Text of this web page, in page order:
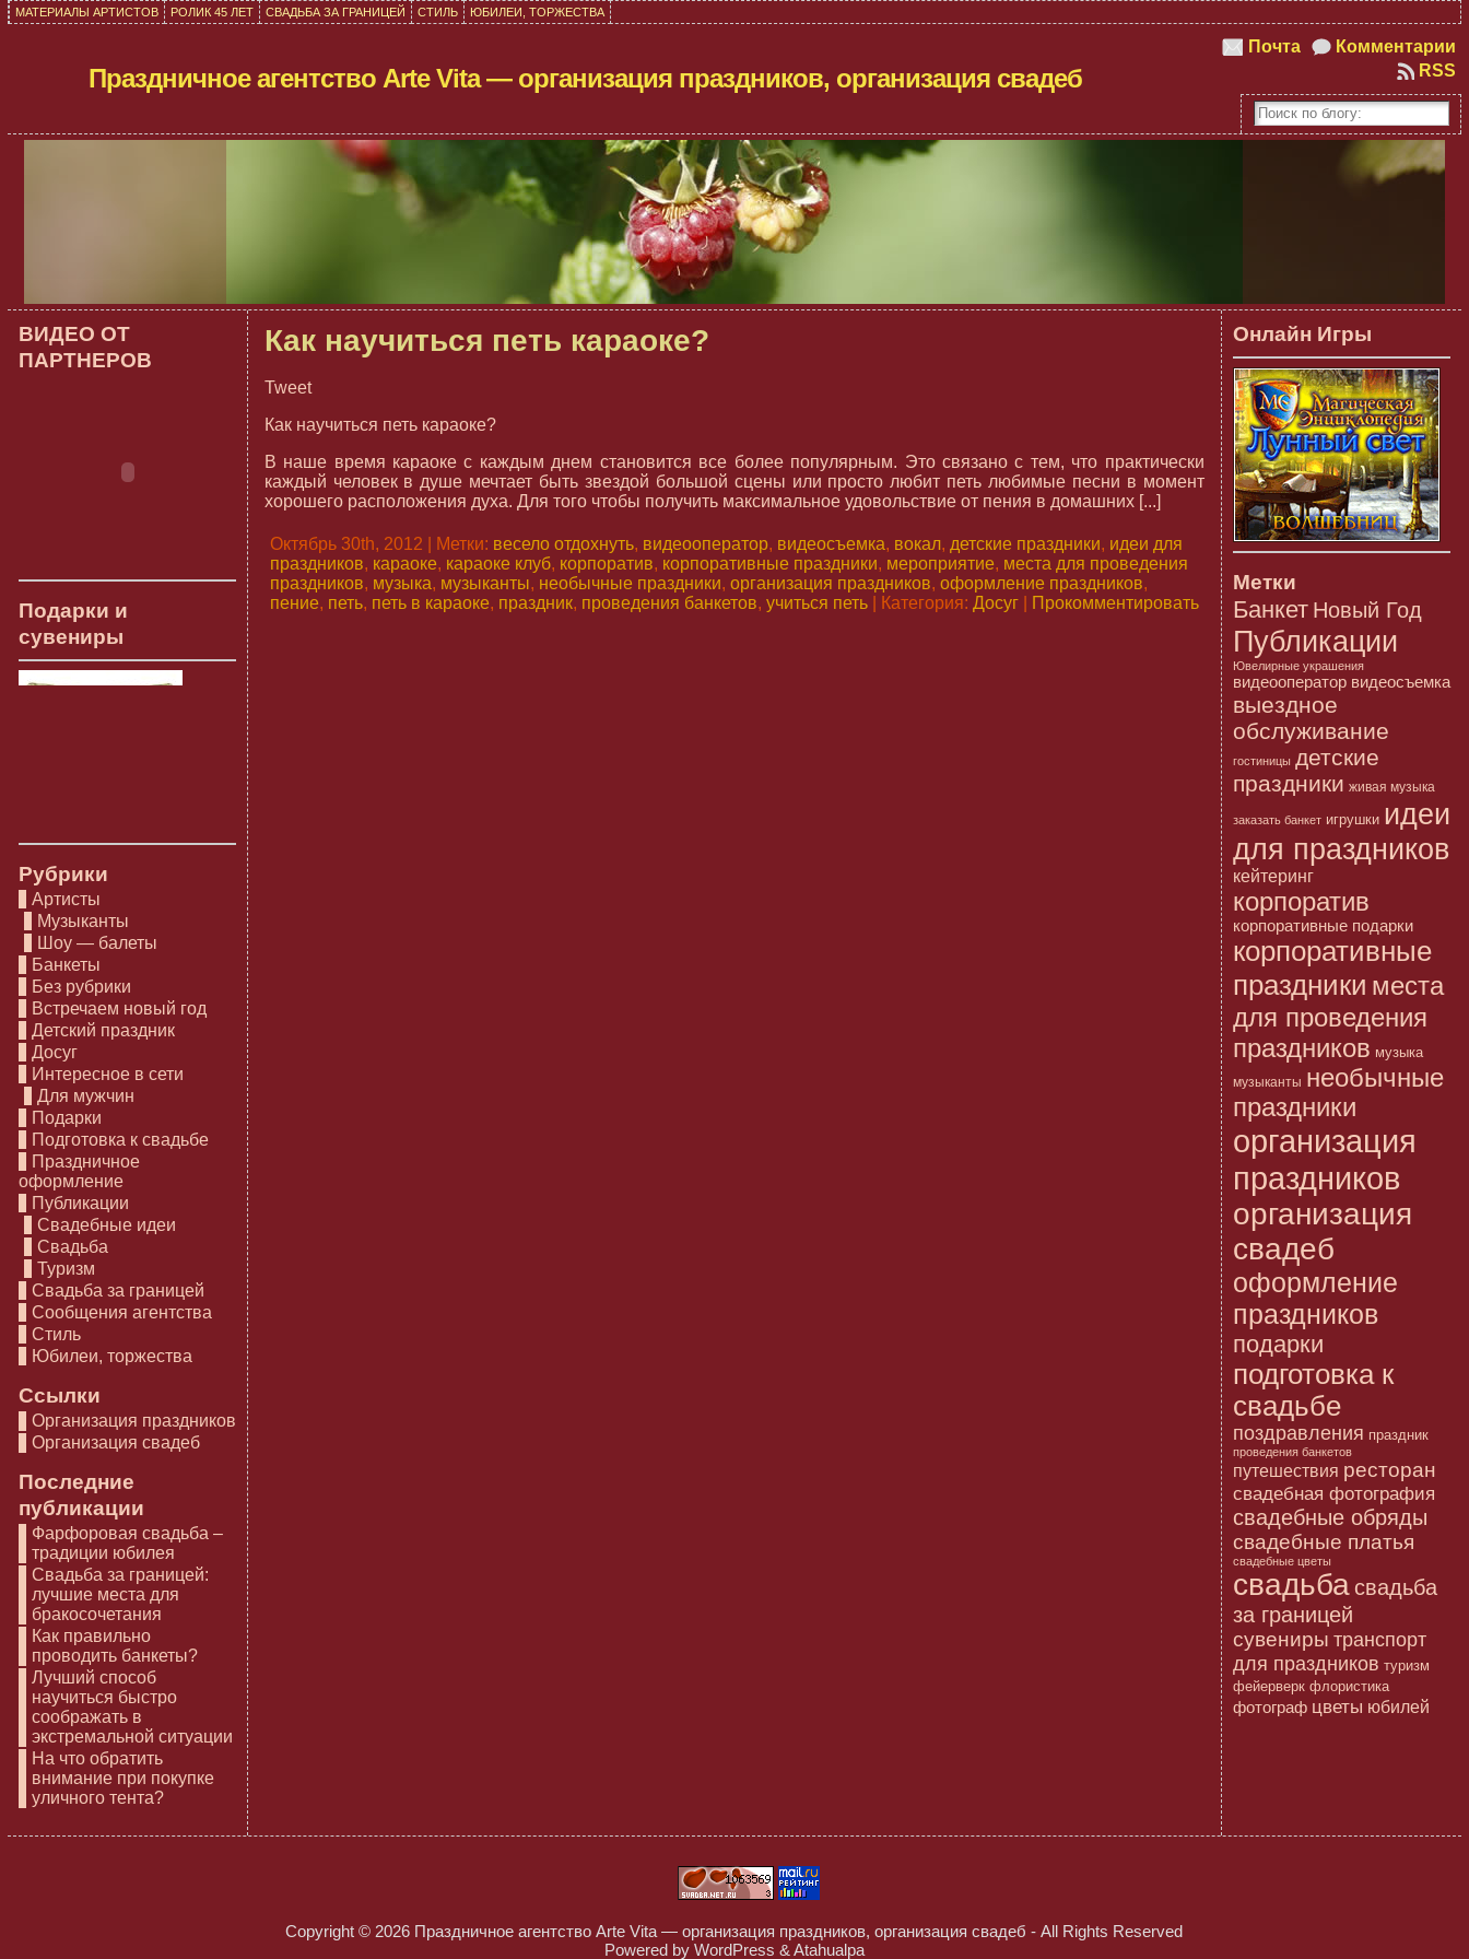
МАТЕРИАЛЫ АРТИСТОВ РОЛИК 45 ЛЕТ СВАДЬБА ЗА ГРАНИЦЕЙ СТИЛЬ ЮБИЛЕИ, ТОРЖЕСТВА
Праздничное агентство Arte Vita — организация праздников, организация свадеб
Комментарии
Почта
RSS
ВИДЕО ОТ
ПАРТНЕРОВ
Подарки и
сувениры
Рубрики
Артисты
Музыканты
Шоу — балеты
Банкеты
Без рубрики
Встречаем новый год
Детский праздник
Досуг
Интересное в сети
Для мужчин
Подарки
Подготовка к свадьбе
Праздничное
оформление
Публикации
Свадебные идеи
Свадьба
Туризм
Свадьба за границей
Сообщения агентства
Стиль
Юбилеи, торжества
Ссылки
Организация праздников
Организация свадеб
Последние
публикации
Фарфоровая свадьба –
традиции юбилея
Свадьба за границей:
лучшие места для
бракосочетания
Как правильно
проводить банкеты?
Лучший способ
научиться быстро
соображать в
экстремальной ситуации
На что обратить
внимание при покупке
уличного тента?
Как научиться петь караоке?
Tweet
Как научиться петь караоке?
В наше время караоке с каждым днем становится все более популярным. Это связано с тем, что практически
каждый человек в душе мечтает быть звездой большой сцены или просто любит петь любимые песни в момент
хорошего расположения духа. Для того чтобы получить максимальное удовольствие от пения в домашних [...]
Октябрь 30th, 2012 | Метки: весело отдохнуть, видеооператор, видеосъемка, вокал, детские праздники, идеи для
праздников, караоке, караоке клуб, корпоратив, корпоративные праздники, мероприятие, места для проведения
праздников, музыка, музыканты, необычные праздники, организация праздников, оформление праздников,
пение, петь, петь в караоке, праздник, проведения банкетов, учиться петь| Категория: Досуг| Прокомментировать
Онлайн Игры
Метки
Банкет Новый Год
Публикации
Ювелирные украшения
видеооператор видеосъемка
выездное
обслуживание
гостиницы детские
праздники живая музыка
заказать банкет игрушки идеи
для праздников
кейтеринг
корпоратив
корпоративные подарки
корпоративные
праздники места
для проведения
праздников музыка
музыканты необычные
праздники
организация
праздников
организация
свадеб
оформление
праздников
подарки
подготовка к
свадьбе
поздравления праздник
проведения банкетов
путешествия ресторан
свадебная фотография
свадебные обряды
свадебные платья
свадебные цветы
свадьбасвадьба
за границей
сувениры транспорт
для праздников туризм
фейерверк флористика
фотограф цветы юбилей
Copyright © 2026 Праздничное агентство Arte Vita — организация праздников, организация свадеб - All Rights Reserved
Powered by WordPress & Atahualpa